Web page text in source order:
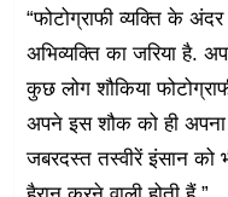
“फोटोग्राफी व्यक्ति के
अभिव्यक्ति का जरिया है.
कुछ लोग शौकिया
अपने इस शौक को ही अपना
जबरदस्त तस्वीरें इंसान को